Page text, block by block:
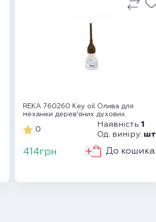
REKA 760260 Key oil Олива для
механіки дерев'яних духових
0
Наявність 1
Од. виміру: шт
414грн До кошика